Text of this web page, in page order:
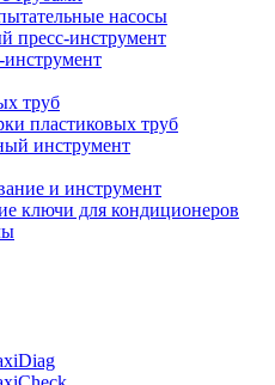
насосы
пресс-инструмент
труб
пластиковых труб
инструмент
и инструмент
ключи для кондиционеров